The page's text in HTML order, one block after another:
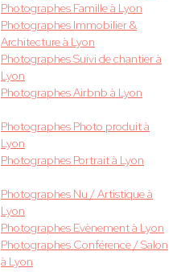
Photographes Famille à Lyon
Photographes Immobilier &
Architecture à Lyon
Photographes Suivi de chantier à
Lyon
Photographes Airbnb à Lyon
Photographes Photo produit à
Lyon
Photographes Portrait à Lyon
Photographes Nu / Artistique à
Lyon
Photographes Evènement à Lyon
Photographes Conférence / Salon
à Lyon